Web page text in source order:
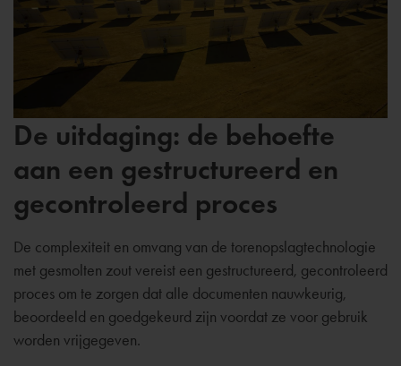
De uitdaging: de behoefte
aan een gestructureerd en
gecontroleerd proces
De complexiteit en omvang van de torenopslagtechnologie
met gesmolten zout vereist een gestructureerd, gecontroleerd
proces om te zorgen dat alle documenten nauwkeurig,
beoordeeld en goedgekeurd zijn voordat ze voor gebruik
worden vrijgegeven.